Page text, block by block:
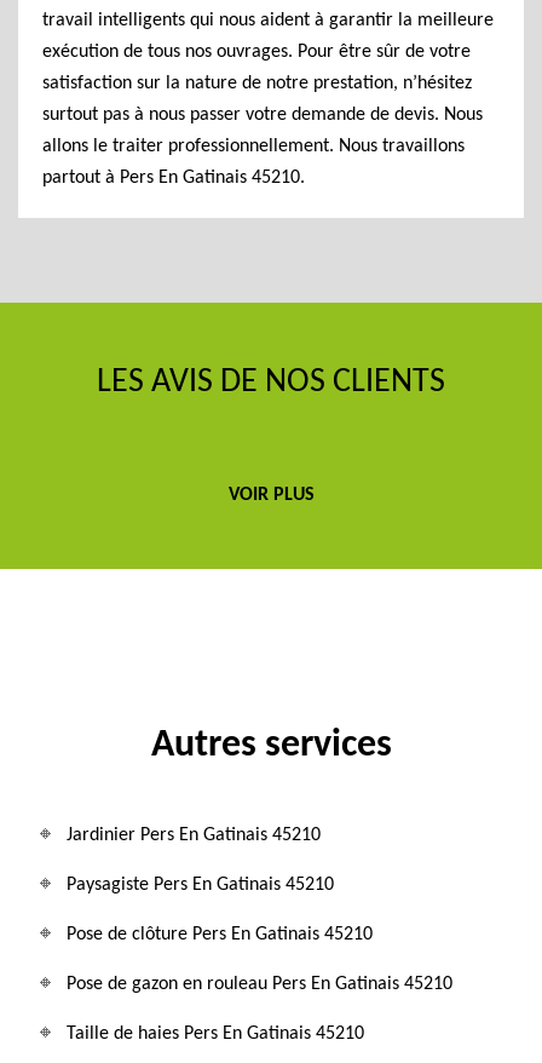
travail intelligents qui nous aident à garantir la meilleure
exécution de tous nos ouvrages. Pour être sûr de votre
satisfaction sur la nature de notre prestation, n’hésitez
surtout pas à nous passer votre demande de devis. Nous
allons le traiter professionnellement. Nous travaillons
partout à Pers En Gatinais 45210.
LES AVIS DE NOS CLIENTS
VOIR PLUS
Autres services
Jardinier Pers En Gatinais 45210
Paysagiste Pers En Gatinais 45210
Pose de clôture Pers En Gatinais 45210
Pose de gazon en rouleau Pers En Gatinais 45210
Taille de haies Pers En Gatinais 45210